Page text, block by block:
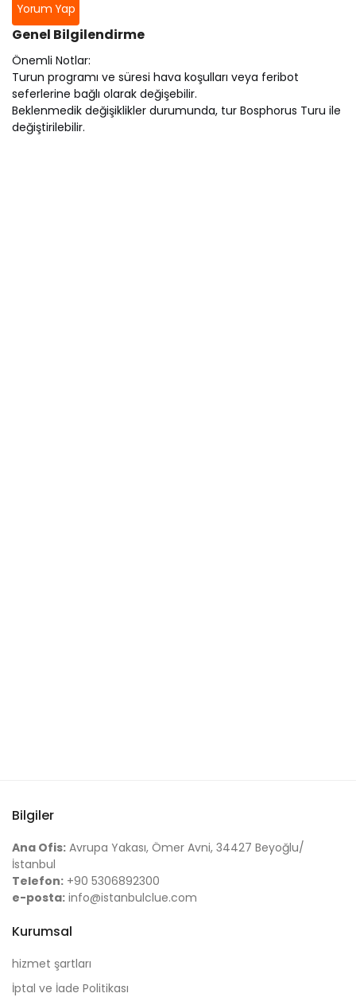
Yorum Yap
Genel Bilgilendirme
Önemli Notlar:
Turun programı ve süresi hava koşulları veya feribot
seferlerine bağlı olarak değişebilir.
Beklenmedik değişiklikler durumunda, tur Bosphorus Turu ile
değiştirilebilir.
Bilgiler
Ana Ofis: Avrupa Yakası, Ömer Avni, 34427 Beyoğlu/
İstanbul
Telefon: +90 5306892300
e-posta: info@istanbulclue.com
Kurumsal
hizmet şartları
İptal ve İade Politikası